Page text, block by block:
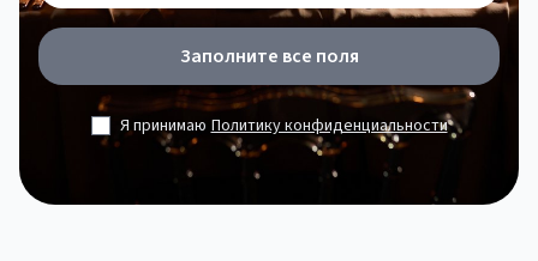
Заполните все поля
Я принимаю Политику конфиденциальности